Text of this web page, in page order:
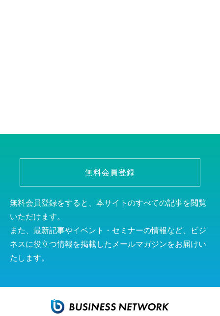
無料会員登録
無料会員登録をすると、本サイトのすべての記事を閲覧
いただけます。
また、最新記事やイベント・セミナーの情報など、ビジ
ネスに役立つ情報を掲載したメールマガジンをお届けい
たします。